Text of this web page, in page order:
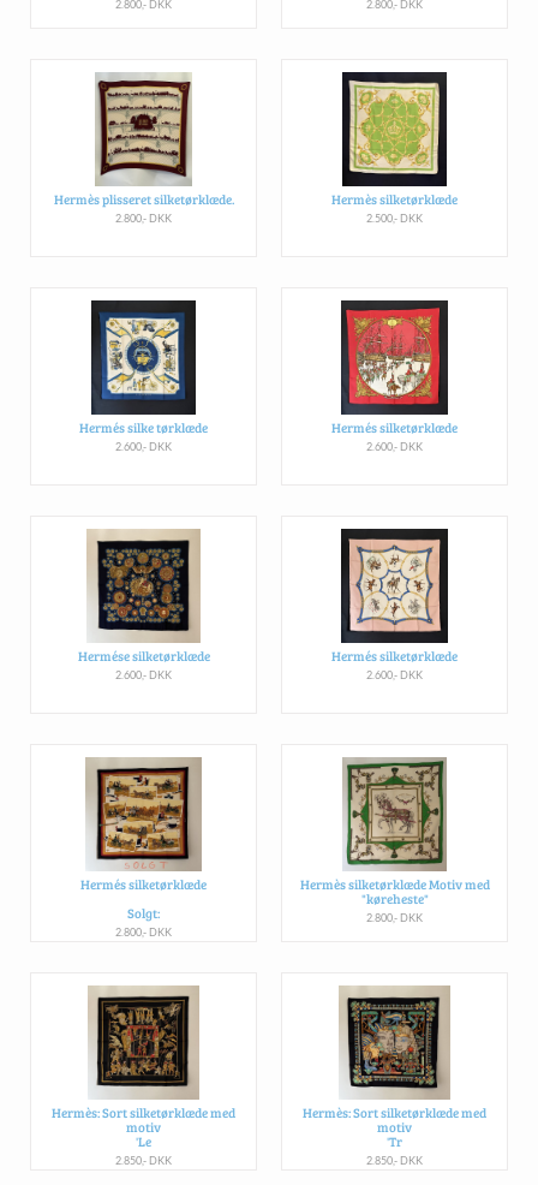
2.800,- DKK 2.800,- DKK
Hermès plisseret silketørklæde.
2.800,- DKK
Hermès silketørklæde
2.500,- DKK
Hermés silke tørklæde
2.600,- DKK
Hermés silketørklæde
2.600,- DKK
Hermése silketørklæde
2.600,- DKK
Hermés silketørklæde
2.600,- DKK
Hermés silketørklæde
Solgt:
2.800,- DKK
Hermès silketørklæde Motiv med
"køreheste"
2.800,- DKK
Hermès: Sort silketørklæde med
motiv
'Le
2.850,- DKK
Hermès: Sort silketørklæde med
motiv
'Tr
2.850,- DKK